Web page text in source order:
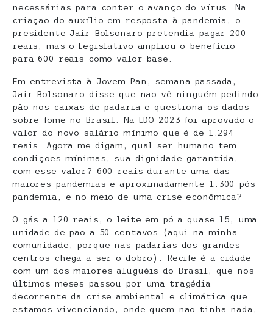
necessárias para conter o avanço do vírus. Na
criação do auxílio em resposta à pandemia, o
presidente Jair Bolsonaro pretendia pagar 200
reais, mas o Legislativo ampliou o benefício
para 600 reais como valor base.
Em entrevista à Jovem Pan, semana passada,
Jair Bolsonaro disse que não vê ninguém pedindo
pão nos caixas de padaria e questiona os dados
sobre fome no Brasil. Na LDO 2023 foi aprovado o
valor do novo salário mínimo que é de 1.294
reais. Agora me digam, qual ser humano tem
condições mínimas, sua dignidade garantida,
com esse valor? 600 reais durante uma das
maiores pandemias e aproximadamente 1.300 pós
pandemia, e no meio de uma crise econômica?
O gás a 120 reais, o leite em pó a quase 15, uma
unidade de pão a 50 centavos (aqui na minha
comunidade, porque nas padarias dos grandes
centros chega a ser o dobro). Recife é a cidade
com um dos maiores aluguéis do Brasil, que nos
últimos meses passou por uma tragédia
decorrente da crise ambiental e climática que
estamos vivenciando, onde quem não tinha nada,